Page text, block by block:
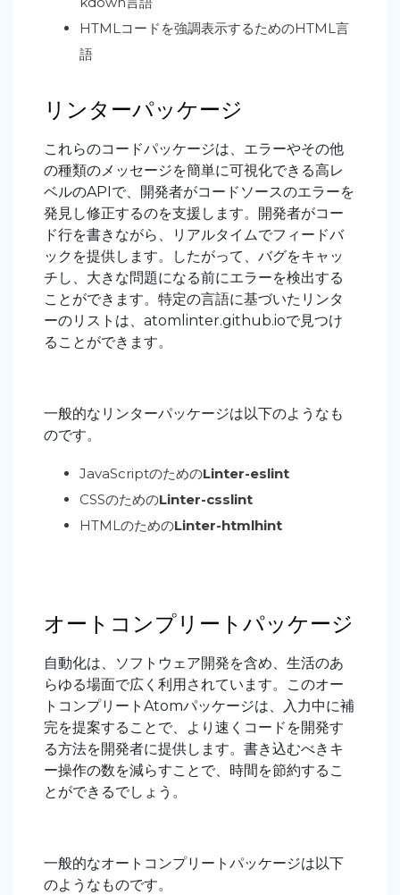
HTMLコードを強調表示するためのHTML言
語
リンターパッケージ
これらのコードパッケージは、エラーやその他
の種類のメッセージを簡単に可視化できる高レ
ベルのAPIで、開発者がコードソースのエラーを
発見し修正するのを支援します。開発者がコー
ド行を書きながら、リアルタイムでフィードバ
ックを提供します。したがって、バグをキャッ
チし、大きな問題になる前にエラーを検出する
ことができます。特定の言語に基づいたリンタ
ーのリストは、atomlinter.github.ioで見つけ
ることができます。
一般的なリンターパッケージは以下のようなも
のです。
JavaScriptのためのLinter-eslint
CSSのためのLinter-csslint
HTMLのためのLinter-htmlhint
オートコンプリートパッケージ
自動化は、ソフトウェア開発を含め、生活のあ
らゆる場面で広く利用されています。このオー
トコンプリートAtomパッケージは、入力中に補
完を提案することで、より速くコードを開発す
る方法を開発者に提供します。書き込むべきキ
ー操作の数を減らすことで、時間を節約するこ
とができるでしょう。
一般的なオートコンプリートパッケージは以下
のようなものです。